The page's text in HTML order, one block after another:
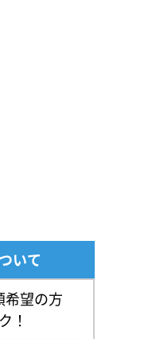
いて
希望の方
！